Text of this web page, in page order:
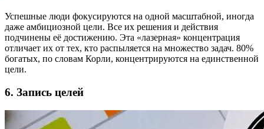
Успешные люди фокусируются на одной масштабной, иногда
даже амбициозной цели. Все их решения и действия
подчинены её достижению. Эта «лазерная» концентрация
отличает их от тех, кто распыляется на множество задач. 80%
богатых, по словам Корли, концентрируются на единственной
цели.
6. Запись целей